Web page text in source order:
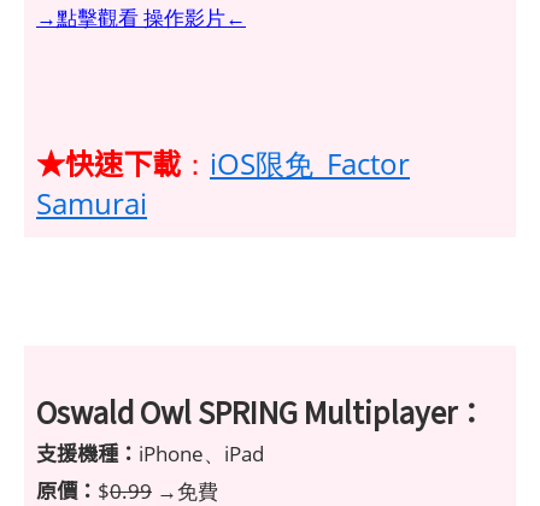
→點擊觀看 操作影片←
★快速下載 ： iOS限免_Factor
Samurai
Oswald Owl SPRING Multiplayer：
支援機種： iPhone、iPad
原價： $0.99 →免費